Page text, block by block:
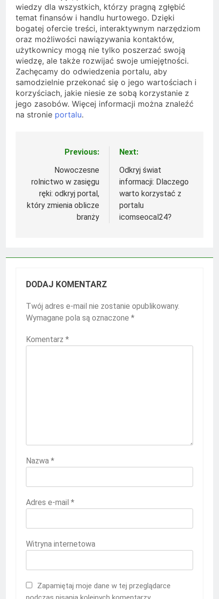
wiedzy dla wszystkich, którzy pragną zgłębić
temat finansów i handlu hurtowego. Dzięki
bogatej ofercie treści, interaktywnym narzędziom
oraz możliwości nawiązywania kontaktów,
użytkownicy mogą nie tylko poszerzać swoją
wiedzę, ale także rozwijać swoje umiejętności.
Zachęcamy do odwiedzenia portalu, aby
samodzielnie przekonać się o jego wartościach i
korzyściach, jakie niesie ze sobą korzystanie z
jego zasobów. Więcej informacji można znaleźć
na stronie portalu.
Nawigacja
wpisu
Previous:
Nowoczesne
rolnictwo w zasięgu
ręki: odkryj portal,
który zmienia oblicze
branży
Next:
Odkryj świat
informacji: Dlaczego
warto korzystać z
portalu
icomseocal24?
DODAJ KOMENTARZ
Twój adres e-mail nie zostanie opublikowany.
Wymagane pola są oznaczone *
Komentarz *
Nazwa *
Adres e-mail *
Witryna internetowa
Zapamiętaj moje dane w tej przeglądarce